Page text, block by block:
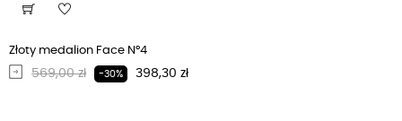
Złoty medalion Face N°4
Regularna cena
569,00 zł -30% Cena
398,30 zł